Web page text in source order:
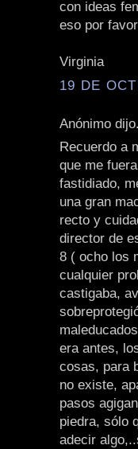
con ideas
eso por
Virginia
19 DE
Anónimo
Recuerdo a
que me
fastidiado,
una gran
recto y
director de
8 ( ocho los
cualquier
castigaba,
era antes,
cosas, para
no existe,
pasos
piedra, sólo
adecir